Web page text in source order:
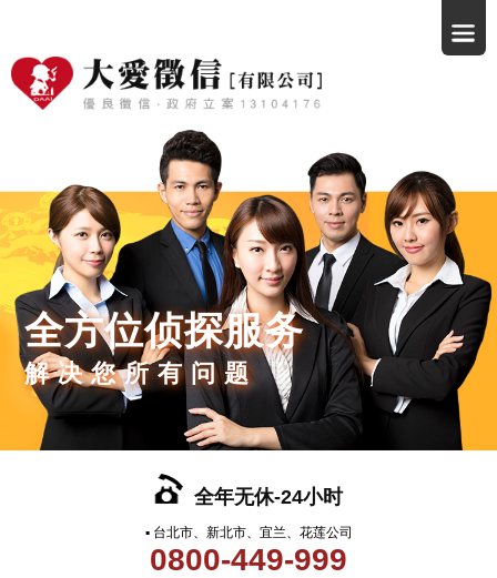
全方位侦探服务
解决您所有问题
全年无休-24小时
▪ 台北市、新北市、宜兰、花莲公司
0800-449-999